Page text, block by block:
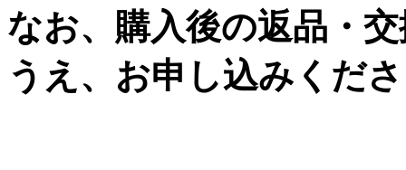
なお、購入後の返品・
うえ、お申し込みくだ